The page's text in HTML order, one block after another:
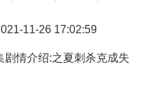
11-26 17:02:59
情介绍:之夏刺杀克成失